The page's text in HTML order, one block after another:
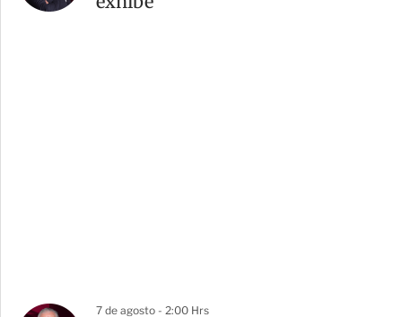
7 de agosto - 2:00 Hrs